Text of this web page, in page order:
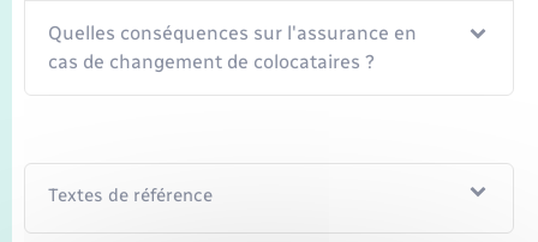
Quelles conséquences sur l'assurance en
cas de changement de colocataires ?
Textes de référence